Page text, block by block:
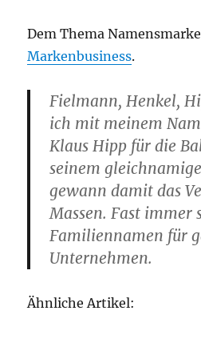
Dem Thema
Markenbusiness.
Fielmann, Henkel,
ich mit meinem
Klaus Hipp für die
seinem
gewann damit das
Massen. Fast immer
Familiennamen für
Unternehmen.
Ähnliche Artikel: